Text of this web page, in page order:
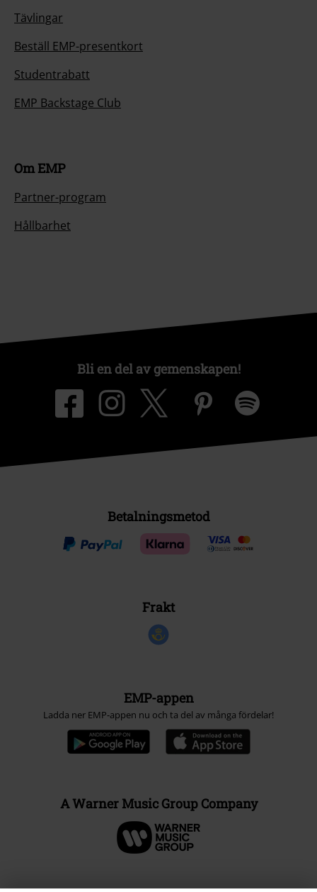
Tävlingar
Beställ EMP-presentkort
Studentrabatt
EMP Backstage Club
Om EMP
Partner-program
Hållbarhet
Bli en del av gemenskapen!
Betalningsmetod
Frakt
EMP-appen
Ladda ner EMP-appen nu och ta del av många fördelar!
A Warner Music Group Company